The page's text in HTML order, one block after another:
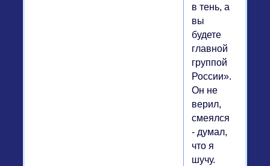
в тень, а
вы
будете
главной
группой
России».
Он не
верил,
смеялся
- думал,
что я
шучу.